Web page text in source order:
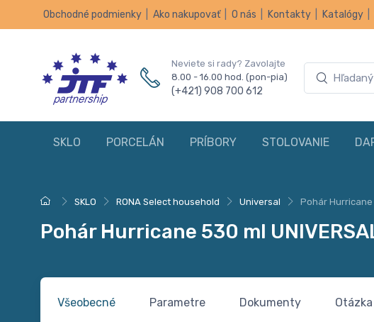
Obchodné podmienky Ako nakupovať O nás Kontakty Katalógy
Neviete si rady? Zavolajte
8.00 - 16.00 hod. (pon-pia)
(+421) 908 700 612
SKLO PORCELÁN PRÍBORY STOLOVANIE
SKLO RONA Select household Universal Pohár Hurricane
Pohár Hurricane 530 ml
Všeobecné Parametre Dokumenty Otázka